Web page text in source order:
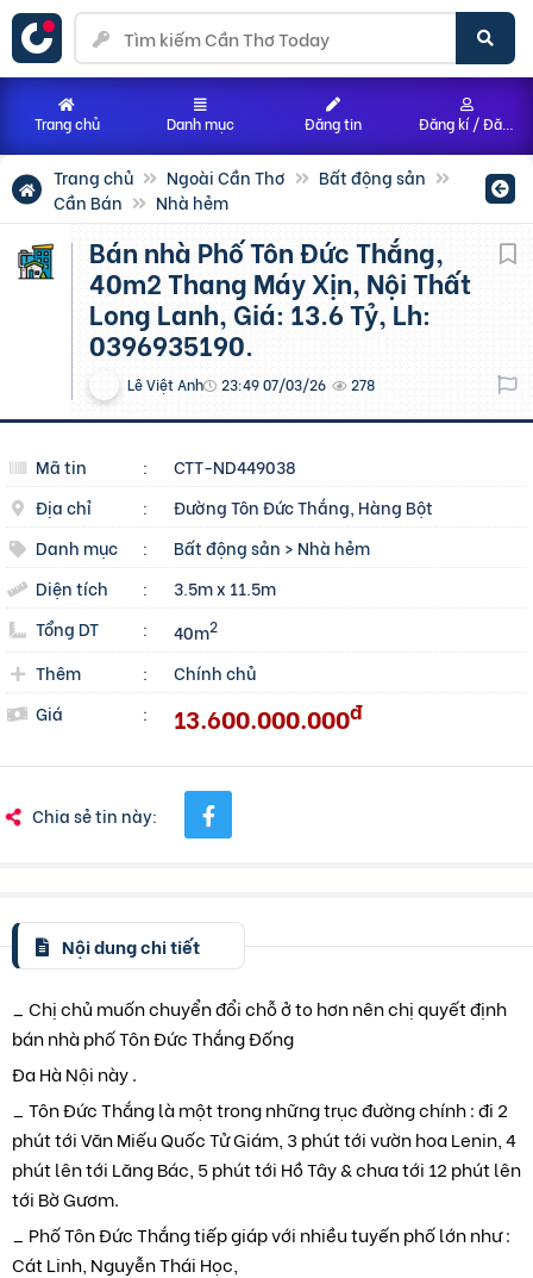
Trang chủ Ngoài Cần Thơ
Bất động sản
Cần Bán
Nhà hẻm
Bán nhà Phố Tôn Đức Thắng,
40m2 Thang Máy Xịn, Nội Thất
Long Lanh, Giá: 13.6 Tỷ, Lh:
0396935190.
Lê Việt Anh 23:49 07/03/26 278
Mã tin :
CTT-ND449038
Địa chỉ
:
Đường Tôn Đức Thắng, Hàng Bột
Danh mục
: Bất động sản > Nhà hẻm
Diện tích
:
3.5m x 11.5m
Tổng DT
: 40m2
Thêm :
Chính chủ
Giá
: 13.600.000.000đ
Chia sẻ tin này:
Nội dung chi tiết
_ Chị chủ muốn chuyển đổi chỗ ở to hơn nên chị quyết định
bán nhà phố Tôn Đức Thắng Đống
Đa Hà Nội này .
_ Tôn Đức Thắng là một trong những trục đường chính : đi 2
phút tới Văn Miếu Quốc Tử Giám, 3 phút tới vườn hoa Lenin, 4
phút lên tới Lăng Bác, 5 phút tới Hồ Tây & chưa tới 12 phút lên
tới Bờ Gươm.
_ Phố Tôn Đức Thắng tiếp giáp với nhiều tuyến phố lớn như :
Cát Linh, Nguyễn Thái Học,
Trang chủ Danh mục Đăng tin